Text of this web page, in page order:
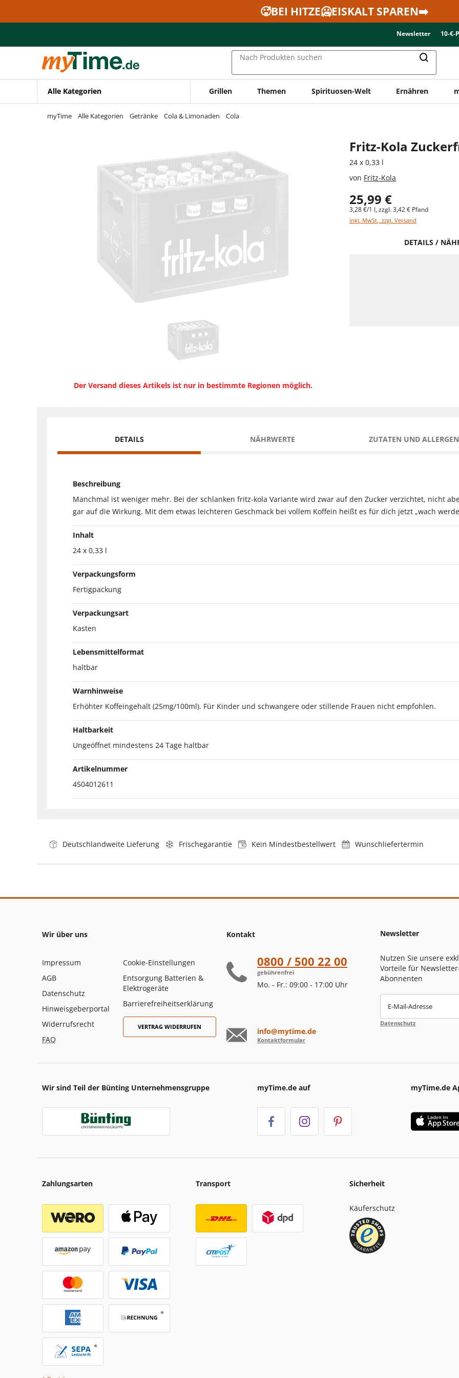
Zur Navigation springen
🥵BEI HITZE🥶EISKALT SPAREN➡️
Newsletter 10-€-
Nach Produkten suchen
Alle Kategorien Grillen Themen Spirituosen-Welt Ernähren
myTime Alle Kategorien Getränke Cola & Limonaden Cola
Der Versand dieses Artikels ist nur in bestimmte Regionen möglich.
Fritz-Kola
24 x 0,33 l
von Fritz-Kola
25,99 €
3,28 €/1 l, zzgl. 3,42 € Pfand
inkl. MwSt., zzgl. Versand
DETAILS /
DETAILS NÄHRWERTE ZUTATEN UND
Beschreibung
Manchmal ist weniger mehr. Bei der schlanken fritz-kola Variante wird zwar auf den Zucker verzichtet, nicht
gar auf die Wirkung. Mit dem etwas leichteren Geschmack bei vollem Koffein heißt es für dich jetzt „wach
Inhalt
24 x 0,33 l
Verpackungsform
Fertigpackung
Verpackungsart
Kasten
Lebensmittelformat
haltbar
Warnhinweise
Erhöhter Koffeingehalt (25mg/100ml). Für Kinder und schwangere oder stillende Frauen nicht empfohlen.
Haltbarkeit
Ungeöffnet mindestens 24 Tage haltbar
Artikelnummer
4504012611
Deutschlandweite Lieferung Frischegarantie Kein Mindestbestellwert Wunschliefertermin
Wir über uns
Impressum
AGB
Datenschutz
Hinweisgeberportal
Widerrufsrecht
FAQ
Cookie-Einstellungen
Entsorgung Batterien &
Elektrogeräte
Barrierefreiheitserklärung
VERTRAG WIDERRUFEN
Kontakt
0800 / 500 22 00
gebührenfrei
Mo. - Fr.: 09:00 - 17:00 Uhr
info@mytime.de
Kontaktformular
Newsletter
Nutzen Sie unsere
Vorteile für
Abonnenten
E-Mail-Adresse
Datenschutz
Wir sind Teil der Bünting Unternehmensgruppe myTime.de auf myTime.de
Zahlungsarten Transport Sicherheit
Käuferschutz